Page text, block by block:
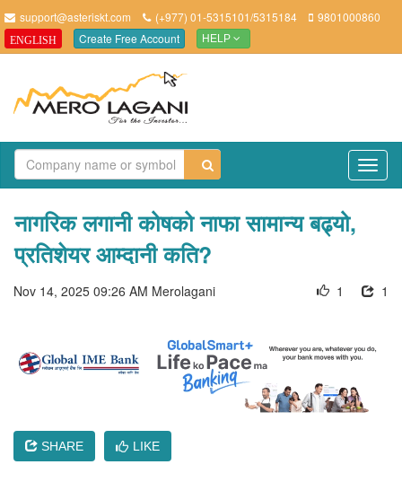
support@asteriskt.com (+977) 01-5315101/5315184 9801000860
ENGLISH Create Free Account HELP
नागरिक लगानी कोषको नाफा सामान्य बढ्यो,
प्रतिशेयर आम्दानी कति?
Nov 14, 2025 09:26 AM Merolagani 1
1
SHARE LIKE